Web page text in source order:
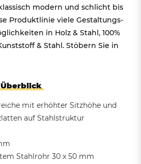
modern und schlicht bis
Produktlinie viele Gestaltungs-
in Holz & Stahl, 100%
& Stahl. Stöbern Sie in
mit erhöhter Sitzhöhe und
auf Stahlstruktur
Stahlrohr 30 x 50 mm